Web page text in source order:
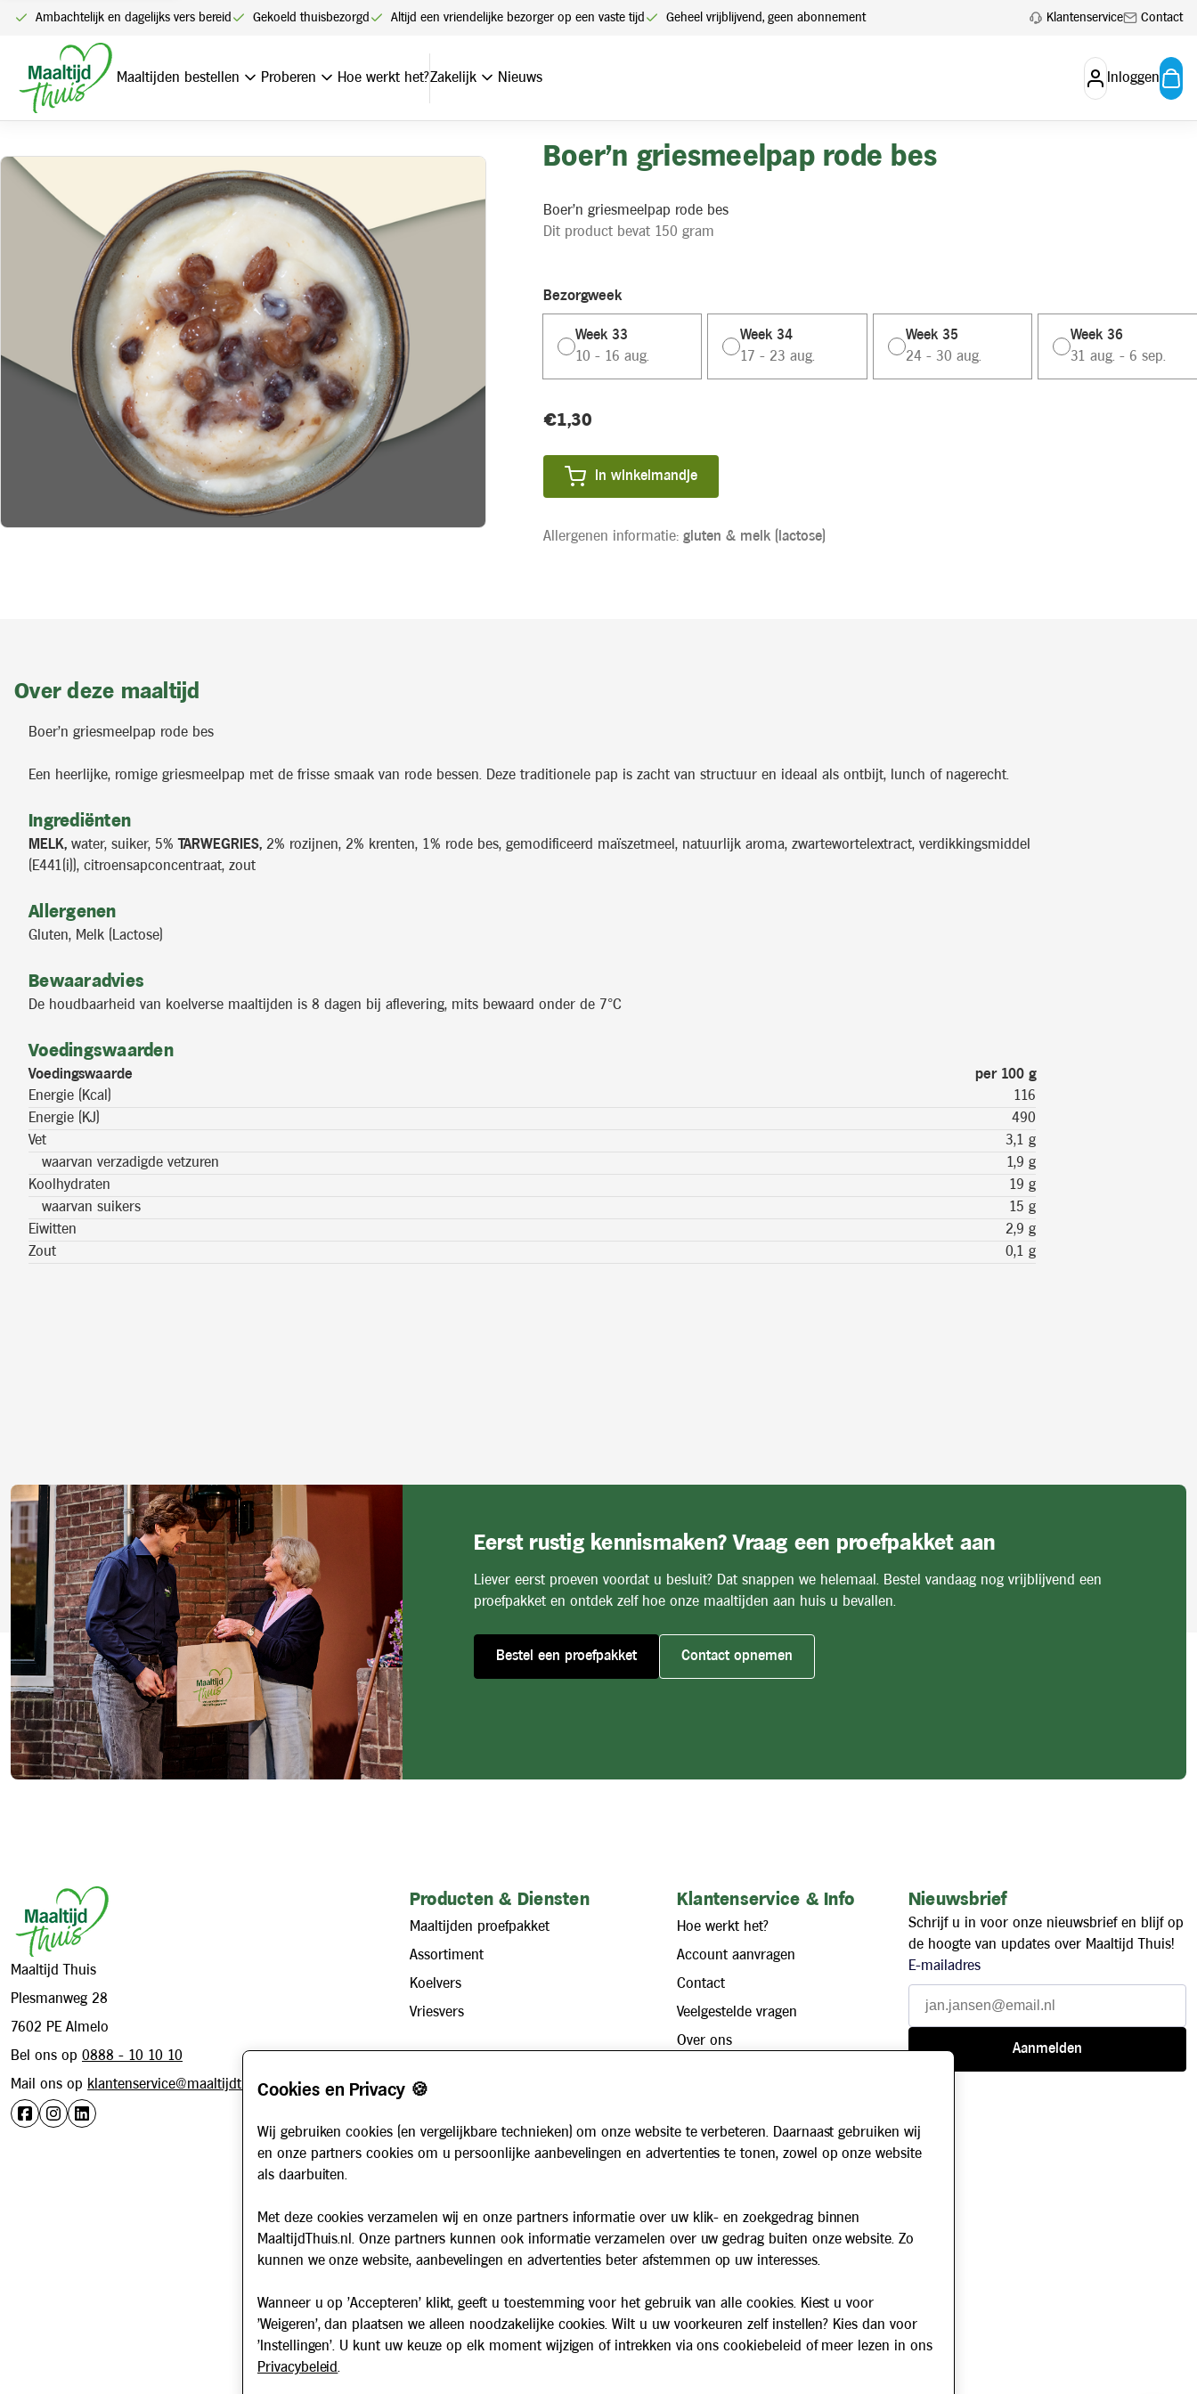
Ambachtelijk en dagelijks vers bereid Gekoeld thuisbezorgd Altijd een vriendelijke bezorger op een vaste tijd Geheel vrijblijvend, geen abonnement Klantenservice Contact
Maaltijden bestellen Proberen Hoe werkt het?Zakelijk Nieuws Inloggen
HomeBoer’n griesmeelpap rode bes
Boer’n griesmeelpap rode bes
Boer'n griesmeelpap rode bes
Dit product bevat 150 gram
Bezorgweek
Week 33
10 - 16 aug.
Week 34
17 - 23 aug.
Week 35
24 - 30 aug.
Week 36
31 aug. - 6 sep.
Huidige
Product
prijs:
€1,30
In winkelmandje
Allergenen informatie: gluten & melk (lactose)
Over deze maaltijd
Boer'n griesmeelpap rode bes
Een heerlijke, romige griesmeelpap met de frisse smaak van rode bessen. Deze traditionele pap is zacht van structuur en ideaal als ontbijt, lunch of nagerecht.
Ingrediënten
MELK, water, suiker, 5% TARWEGRIES, 2% rozijnen, 2% krenten, 1% rode bes, gemodificeerd maïszetmeel, natuurlijk aroma, zwartewortelextract, verdikkingsmiddel
(E441(i)), citroensapconcentraat, zout
Allergenen
Gluten, Melk (Lactose)
Bewaaradvies
De houdbaarheid van koelverse maaltijden is 8 dagen bij aflevering, mits bewaard onder de 7°C
Voedingswaarden
Voedingswaarde
per 100 g
Energie (Kcal)
116
Energie (KJ)
490
Vet
3,1 g
waarvan verzadigde vetzuren
1,9 g
Koolhydraten
19 g
waarvan suikers
15 g
Eiwitten
2,9 g
Zout
0,1 g
Eerst rustig kennismaken? Vraag een proefpakket aan
Liever eerst proeven voordat u besluit? Dat snappen we helemaal. Bestel vandaag nog vrijblijvend een
proefpakket en ontdek zelf hoe onze maaltijden aan huis u bevallen.
Bestel een proefpakket Contact opnemen
Maaltijd Thuis
Plesmanweg 28
7602 PE Almelo
Bel ons op 0888 - 10 10 10
Mail ons op klantenservice@maaltijdthuis.nl
Producten & Diensten
Maaltijden proefpakket
Assortiment
Koelvers
Vriesvers
Maaltijdservice voor bedrijven
Voor instellingen
Algemene voorwaarden
Cookiebeleid
Klantenservice & Info
Hoe werkt het?
Account aanvragen
Contact
Veelgestelde vragen
Over ons
Nieuwsbrief
Schrijf u in voor onze nieuwsbrief en blijf op
de hoogte van updates over Maaltijd Thuis!
E-mailadres
Cookies en Privacy 🍪
Wij gebruiken cookies (en vergelijkbare technieken) om onze website te verbeteren. Daarnaast gebruiken wij
en onze partners cookies om u persoonlijke aanbevelingen en advertenties te tonen, zowel op onze website
als daarbuiten.
Met deze cookies verzamelen wij en onze partners informatie over uw klik- en zoekgedrag binnen
MaaltijdThuis.nl. Onze partners kunnen ook informatie verzamelen over uw gedrag buiten onze website. Zo
kunnen we onze website, aanbevelingen en advertenties beter afstemmen op uw interesses.
Wanneer u op 'Accepteren' klikt, geeft u toestemming voor het gebruik van alle cookies. Kiest u voor
'Weigeren', dan plaatsen we alleen noodzakelijke cookies. Wilt u uw voorkeuren zelf instellen? Kies dan voor
'Instellingen'. U kunt uw keuze op elk moment wijzigen of intrekken via ons cookiebeleid of meer lezen in ons
Privacybeleid.